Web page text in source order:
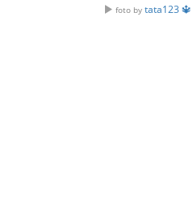
foto by tata123 🔱